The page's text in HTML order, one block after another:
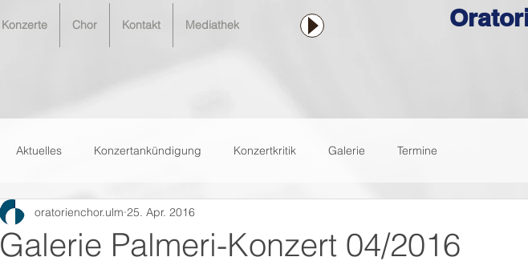
Konzerte Chor Kontakt Mediathek
Aktuelles Konzertankündigung Konzertkritik Galerie Termine
Galerie Palmeri-Konzert 04/2016
oratorienchor.ulm 25. Apr. 2016